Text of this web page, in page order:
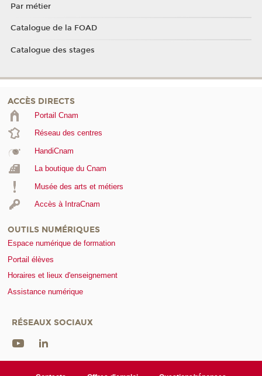
Par métier
Catalogue de la FOAD
Catalogue des stages
ACCÈS DIRECTS
Portail Cnam
Réseau des centres
HandiCnam
La boutique du Cnam
Musée des arts et métiers
Accès à IntraCnam
OUTILS NUMÉRIQUES
Espace numérique de formation
Portail élèves
Horaires et lieux d'enseignement
Assistance numérique
RÉSEAUX SOCIAUX